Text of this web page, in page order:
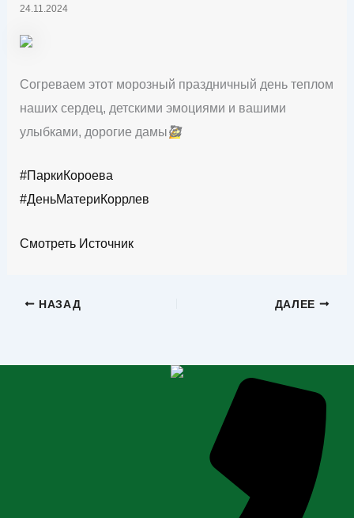
24.11.2024
Согреваем этот морозный праздничный день теплом
наших сердец, детскими эмоциями и вашими
улыбками, дорогие дамы🥰
#ПаркиКороева
#ДеньМатериКоррлев
Смотреть Источник
НАЗАД ДАЛЕЕ